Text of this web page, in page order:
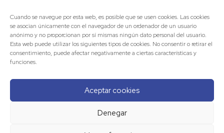
Cuando se navegue por esta web, es posible que se usen cookies. Las cookies
se asocian únicamente con el navegador de un ordenador de un usuario
anónimo y no proporcionan por sí mismas ningún dato personal del usuario.
Esta web puede utilizar los siguientes tipos de cookies. No consentir o retirar el
consentimiento, puede afectar negativamente a ciertas características y
funciones.
Aceptar cookies
Denegar